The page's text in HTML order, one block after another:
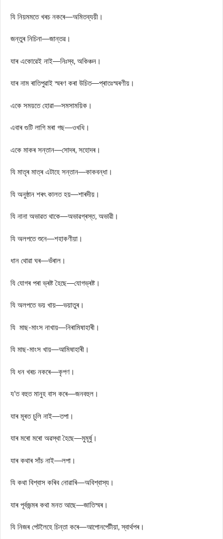
যি নিয়মমতে খৰচ নকৰে—অমিতব্যয়ী।
জন্তুৰ নিচিনা—জান্তৱ।
যাৰ একোৱেই নাই—নিঃস্ব, অকিঞ্চন।
যাৰ নাম ৰাতিপুৱাই স্মৰণ কৰা উচিত—প্ৰাতঃস্মৰণীয়।
একে সময়তে হোৱা—সমসাময়িক।
এবাৰ গুটি লাগি মৰা গছ—ওখধি।
একে মাকৰ সন্তান—সোদৰ, সহোদৰ।
যি মাতৃৰ মাত্ৰ এটাহে সন্তান—কাকবন্ধা।
যি অনুষ্ঠান শৰৎ কালত হয়—শাৰদীয়।
যি নানা অভাৱত থাকে—অভাৱগ্ৰস্ত, অভাৱী।
যি অলপতে শুনে—শহাকণীয়া।
ধান থোৱা ঘৰ—ভঁৰাল।
যি যোগৰ পৰা ভ্ৰষ্ট হৈছে—যোগভ্ৰষ্ট।
যি অলপতে ভয় খায়—ভয়াতুৰ।
যি মাছ-মাংস নাখায়—নিৰামিষাহাৰী।
যি মাছ-মাংস খায়—আমিষাহাৰী।
যি ধন খৰচ নকৰে—কৃপণ।
য’ত বহুত মানুহ বাস কৰে—জনবহুল।
যাৰ মূৰত চুলি নাই—তপা।
যাৰ মৰো মৰো অৱস্থা হৈছে—মুমূৰ্ষু।
যাৰ কথাৰ সাঁচ নাই—লপা।
যি কথা বিশ্বাস কৰিব নোৱাৰি—অবিশ্বাস্য।
যাৰ পূৰ্বজন্মৰ কথা মনত আছে—জাতিস্মৰ।
যি নিজৰ পেটলৈহে চিন্তা কৰে—আপোনপেটীয়া, স্বাৰ্থপৰ।